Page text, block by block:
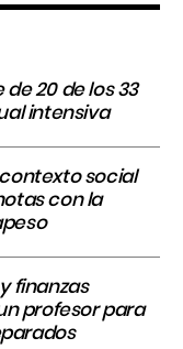
20 de los 33
intensiva
social
con la
finanzas
profesor para